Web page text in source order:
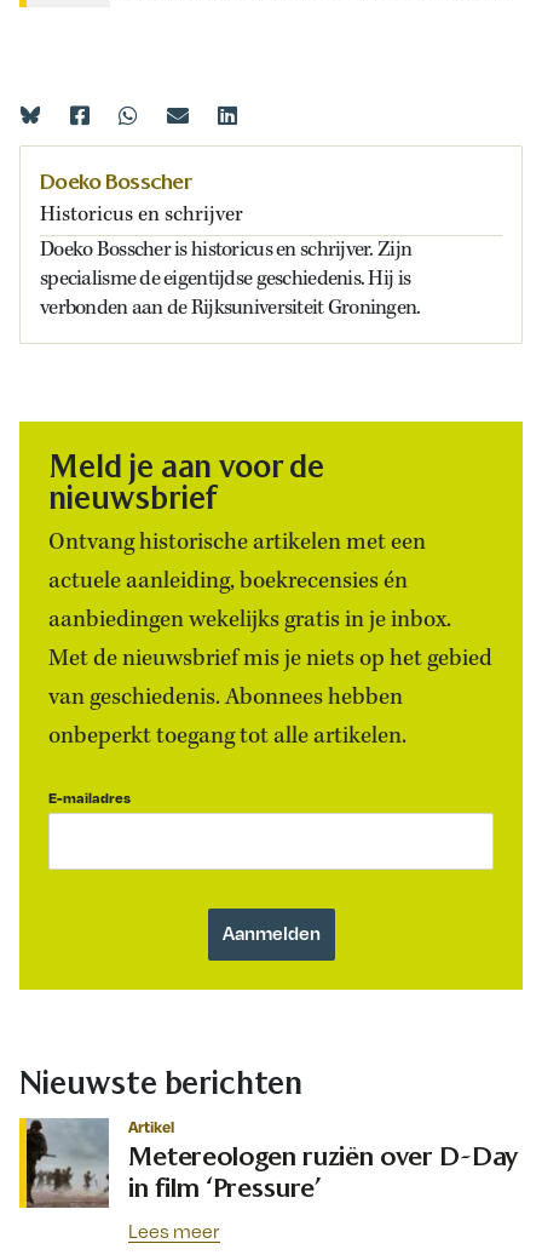
Doeko Bosscher
Historicus en schrijver
Doeko Bosscher is historicus en schrijver. Zijn
specialisme de eigentijdse geschiedenis. Hij is
verbonden aan de Rijksuniversiteit Groningen.
Meld je aan voor de
nieuwsbrief
Ontvang historische artikelen met een
actuele aanleiding, boekrecensies én
aanbiedingen wekelijks gratis in je inbox.
Met de nieuwsbrief mis je niets op het gebied
van geschiedenis. Abonnees hebben
onbeperkt toegang tot alle artikelen.
E-mailadres
Nieuwste berichten
Artikel
Metereologen ruziën over D-Day
in film ‘Pressure’
Lees meer